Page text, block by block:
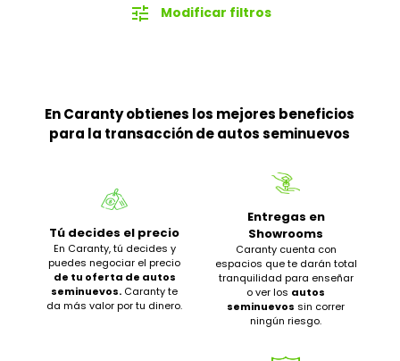
tune Modificar filtros
En Caranty obtienes los mejores beneficios
para la transacción de autos seminuevos
Tú decides el precio
En Caranty, tú decides y
puedes negociar el precio
de tu oferta de autos
seminuevos. Caranty te
da más valor por tu dinero.
Entregas en
Showrooms
Caranty cuenta con
espacios que te darán total
tranquilidad para enseñar
o ver los autos
seminuevos sin correr
ningún riesgo.